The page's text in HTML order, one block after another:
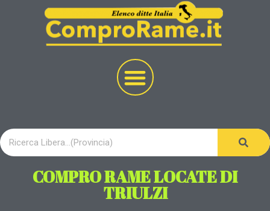
COMPRO RAME LOCATE DI
TRIULZI